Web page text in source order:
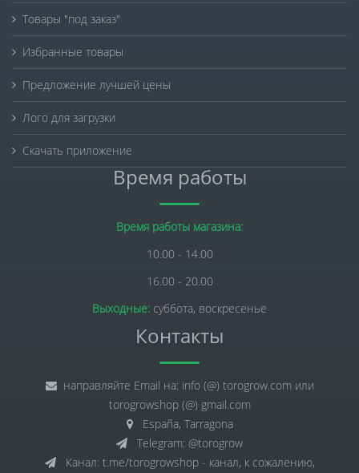
Товары "под заказ"
Избранные товары
Предложение лучшей цены
Лого для загрузки
Скачать приложение
Время работы
Время работы магазина:
10.00 - 14.00
16.00 - 20.00
Выходные: суббота, воскресенье
Контакты
направляйте Email на: info (@) torogrow.com или
torogrowshop (@) gmail.com
España, Tarragona
Telegram: @torogrow
Канал: t.me/torogrowshop - канал, к сожалению,